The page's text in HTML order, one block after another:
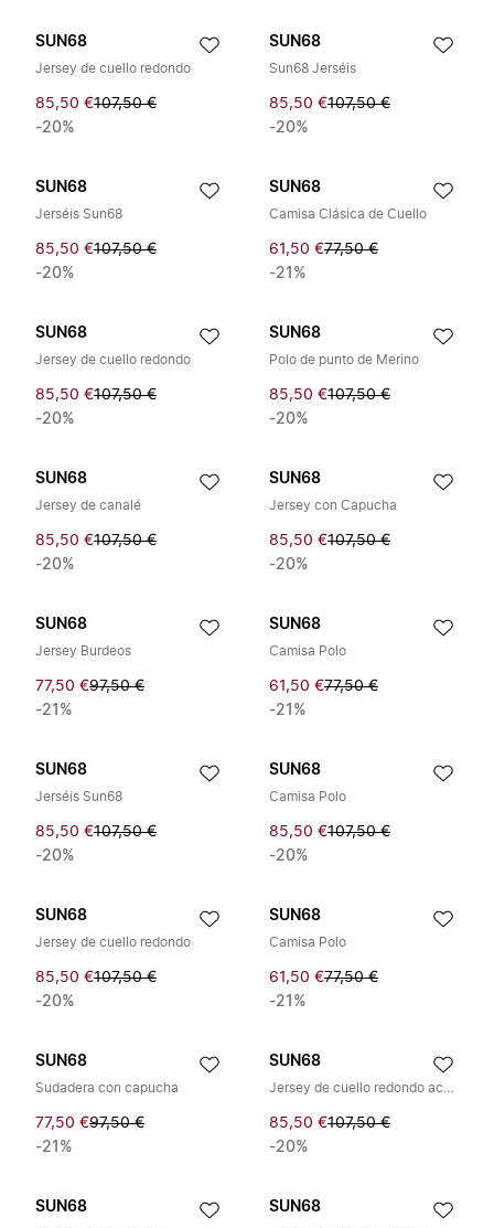
SUN68
Jersey de cuello redondo
85,50 €107,50 €
-20%
SUN68
Sun68 Jerséis
85,50 €107,50 €
-20%
SUN68
Jerséis Sun68
85,50 €107,50 €
-20%
SUN68
Camisa Clásica de Cuello
61,50 €77,50 €
-21%
SUN68
Jersey de cuello redondo
85,50 €107,50 €
-20%
SUN68
Polo de punto de Merino
85,50 €107,50 €
-20%
SUN68
Jersey de canalé
85,50 €107,50 €
-20%
SUN68
Jersey con Capucha
85,50 €107,50 €
-20%
SUN68
Jersey Burdeos
77,50 €97,50 €
-21%
SUN68
Camisa Polo
61,50 €77,50 €
-21%
SUN68
Jerséis Sun68
85,50 €107,50 €
-20%
SUN68
Camisa Polo
85,50 €107,50 €
-20%
SUN68
Jersey de cuello redondo
85,50 €107,50 €
-20%
SUN68
Camisa Polo
61,50 €77,50 €
-21%
SUN68
Sudadera con capucha
77,50 €97,50 €
-21%
SUN68
Jersey de cuello redondo acanalado
85,50 €107,50 €
-20%
SUN68 SUN68